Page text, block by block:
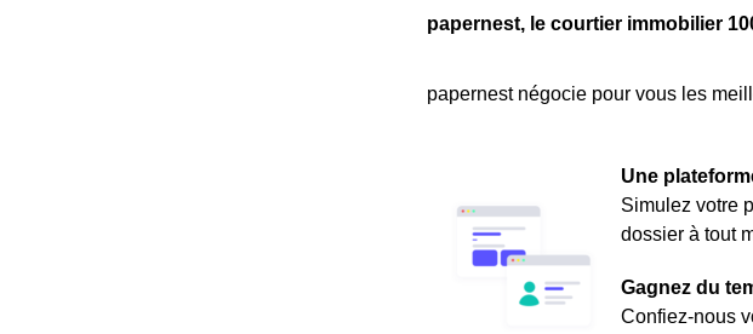
papernest, le courtier immobilier
papernest négocie pour vous les
Une
Simulez votre
dossier à tout
Gagnez du
Confiez-nous